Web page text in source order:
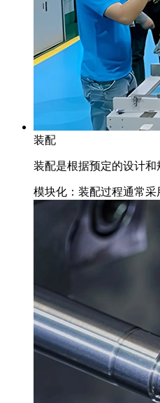
装配
装配是根据预定的设计和
模块化：装配过程通常采